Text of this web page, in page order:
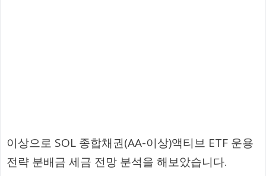
이상으로 SOL 종합채권(AA-이상)액티브 ETF 운용
전략 분배금 세금 전망 분석을 해보았습니다.